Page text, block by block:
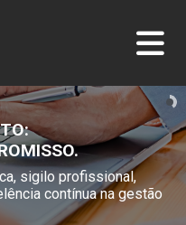
sigilo profissional,
contínua na gestão